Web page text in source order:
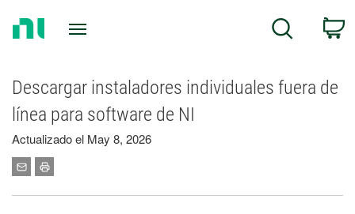
Search
Descargar instaladores individuales fuera de
línea para software de NI
Actualizado el May 8, 2026